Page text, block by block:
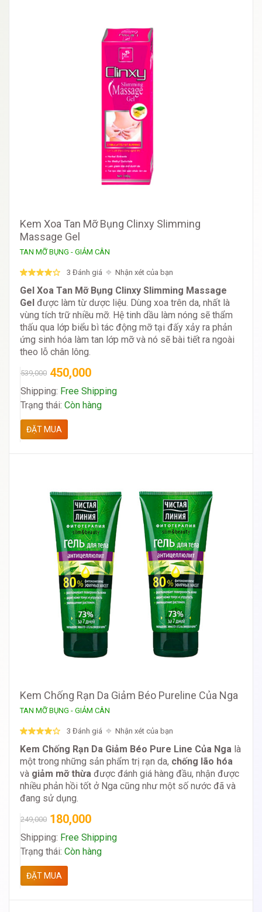
Kem Xoa Tan Mỡ Bụng Clinxy Slimming
Massage Gel
TAN MỠ BỤNG - GIẢM CÂN
3 Đánh giá Nhận xét của bạn
Gel Xoa Tan Mỡ Bụng Clinxy Slimming Massage
Gel được làm từ dược liệu. Dùng xoa trên da, nhất là
vùng tích trữ nhiều mỡ. Hệ tinh dầu làm nóng sẽ thẩm
thấu qua lớp biểu bì tác động mỡ tại đấy xảy ra phản
ứng sinh hóa làm tan lớp mỡ và nó sẽ bài tiết ra ngoài
theo lỗ chân lông.
539,000 450,000
Shipping: Free Shipping
Trạng thái: Còn hàng
ĐẶT MUA
Kem Chống Rạn Da Giảm Béo Pureline Của Nga
TAN MỠ BỤNG - GIẢM CÂN
3 Đánh giá Nhận xét của bạn
Kem Chống Rạn Da Giảm Béo Pure Line Của Nga là
một trong những sản phẩm trị rạn da, chống lão hóa
và giảm mỡ thừa được đánh giá hàng đầu, nhận được
nhiều phản hồi tốt ở Nga cũng như một số nước đã và
đang sử dụng.
249,000 180,000
Shipping: Free Shipping
Trạng thái: Còn hàng
ĐẶT MUA